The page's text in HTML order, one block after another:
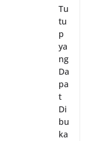
Tu
tu
p
ya
ng
Da
pa
t
Di
bu
ka